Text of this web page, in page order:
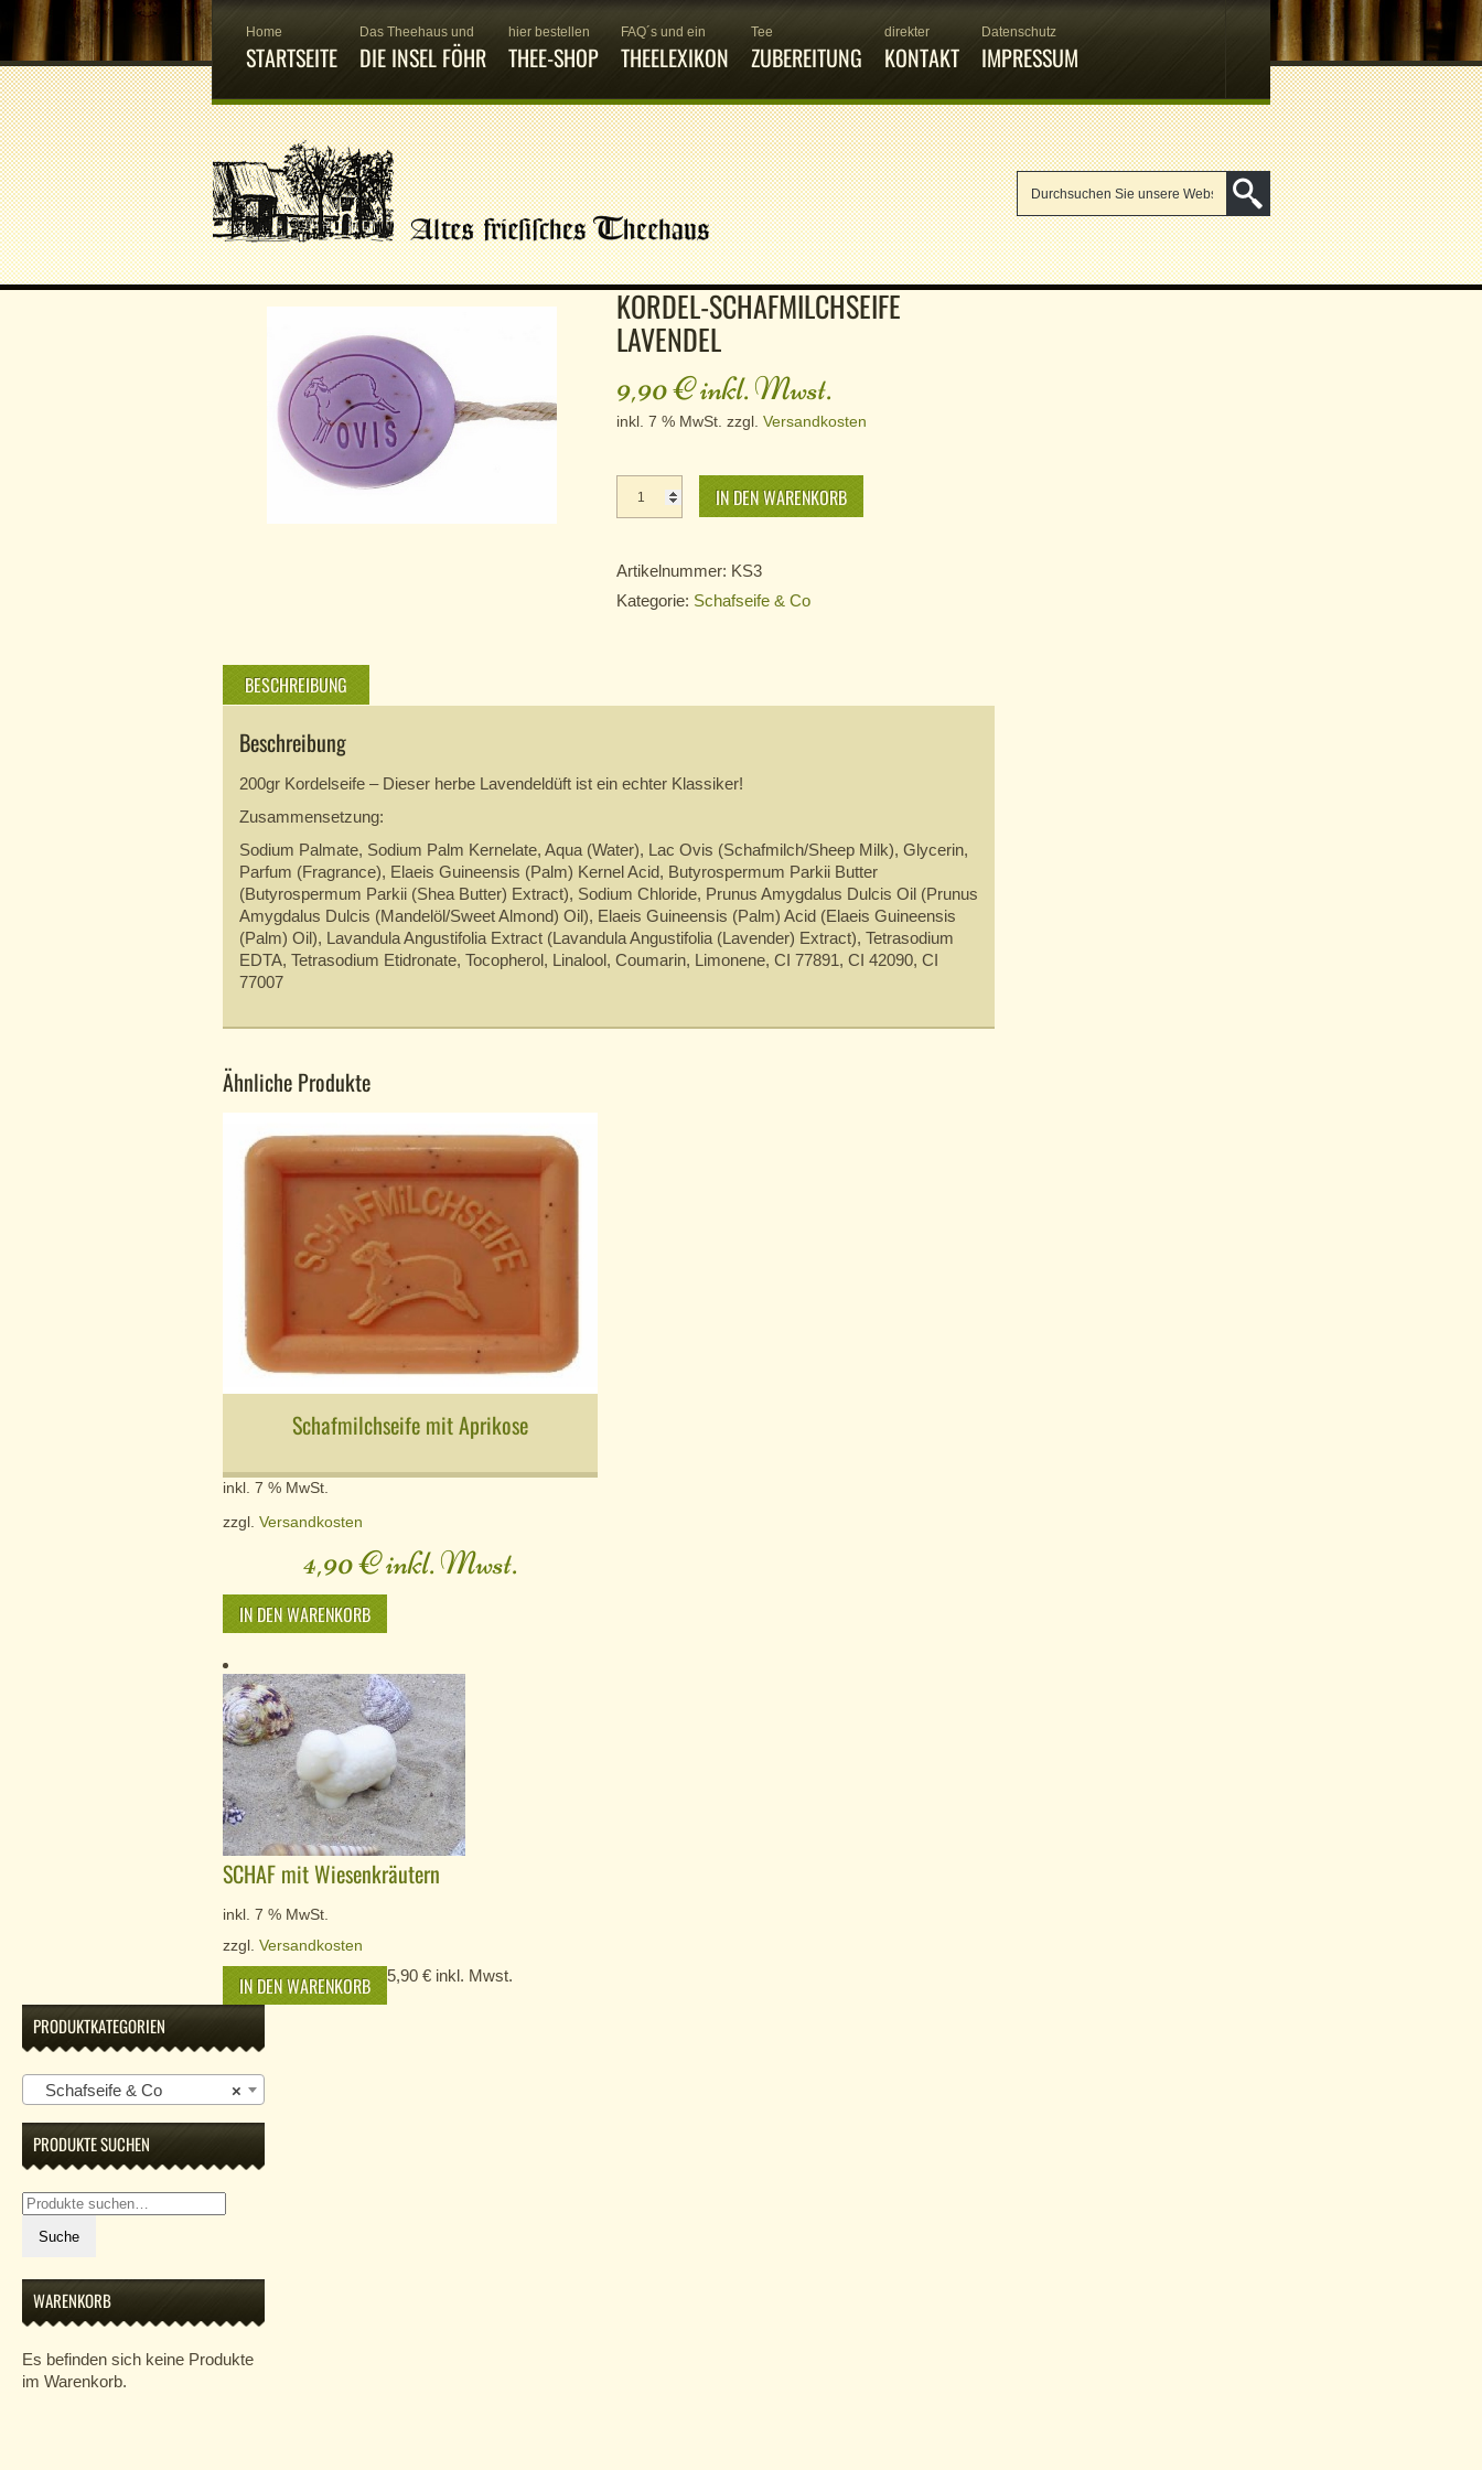
Home
STARTSEITE
Das Theehaus und
DIE INSEL FÖHR
hier bestellen
THEE-SHOP
FAQ´s und ein
THEELEXIKON
Tee
ZUBEREITUNG
direkter
KONTAKT
Datenschutz
IMPRESSUM
KORDEL-SCHAFMILCHSEIFE
LAVENDEL
9,90€inkl. Mwst.
inkl. 7 % MwSt. zzgl. Versandkosten
Schafmilchseife
Lavendel
IN DEN WARENKORB
Artikelnummer: KS3
Kategorie: Schafseife & Co
BESCHREIBUNG
Beschreibung
200gr Kordelseife – Dieser herbe Lavendeldüft ist ein echter Klassiker!
Zusammensetzung:
Sodium Palmate, Sodium Palm Kernelate, Aqua (Water), Lac Ovis (Schafmilch/Sheep Milk), Glycerin,
Parfum (Fragrance), Elaeis Guineensis (Palm) Kernel Acid, Butyrospermum Parkii Butter
(Butyrospermum Parkii (Shea Butter) Extract), Sodium Chloride, Prunus Amygdalus Dulcis Oil (Prunus
Amygdalus Dulcis (Mandelöl/Sweet Almond) Oil), Elaeis Guineensis (Palm) Acid (Elaeis Guineensis
(Palm) Oil), Lavandula Angustifolia Extract (Lavandula Angustifolia (Lavender) Extract), Tetrasodium
EDTA, Tetrasodium Etidronate, Tocopherol, Linalool, Coumarin, Limonene, CI 77891, CI 42090, CI
77007
Ähnliche Produkte
Schafmilchseife mit Aprikose
inkl. 7 % MwSt.
zzgl. Versandkosten
4,90€inkl. Mwst.
IN DEN WARENKORB
SCHAF mit Wiesenkräutern
inkl. 7 % MwSt.
zzgl. Versandkosten
5,90 € inkl. Mwst.
IN DEN WARENKORB
PRODUKTKATEGORIEN
×
Schafseife & Co
PRODUKTE SUCHEN
Suche
nach:
Suche
WARENKORB
Es befinden sich keine Produkte
im Warenkorb.